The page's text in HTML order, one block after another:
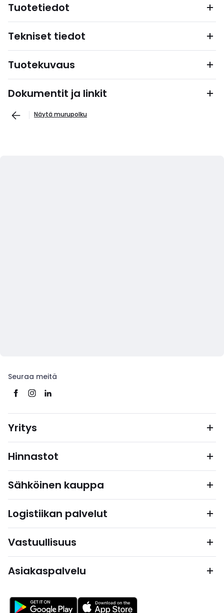
Tuotetiedot
Tekniset tiedot
Tuotekuvaus
Dokumentit ja linkit
Näytä murupolku
Seuraa meitä
Yritys
Hinnastot
Sähköinen kauppa
Logistiikan palvelut
Vastuullisuus
Asiakaspalvelu